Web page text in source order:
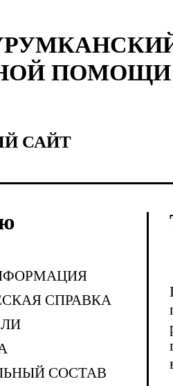
ПОМОЩИ
САЙТ
СПРАВКА
СОСТАВ